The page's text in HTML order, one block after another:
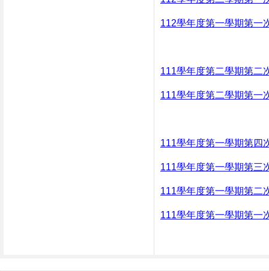
112學年度第一學期第一
111學年度第二學期第二
111學年度第二學期第一
111學年度第一學期第四
111學年度第一學期第三
111學年度第一學期第二
111學年度第一學期第一